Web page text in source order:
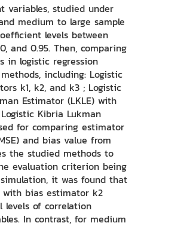
variables, studied under
medium to large sample
levels between
and 0.95. Then, comparing
in logistic regression
including: Logistic
k1, k2, and k3 ; Logistic
Estimator (LKLE) with
Kibria Lukman
for comparing estimator
and bias value from
the studied methods to
evaluation criterion being
it was found that
with bias estimator k2
levels of correlation
In contrast, for medium